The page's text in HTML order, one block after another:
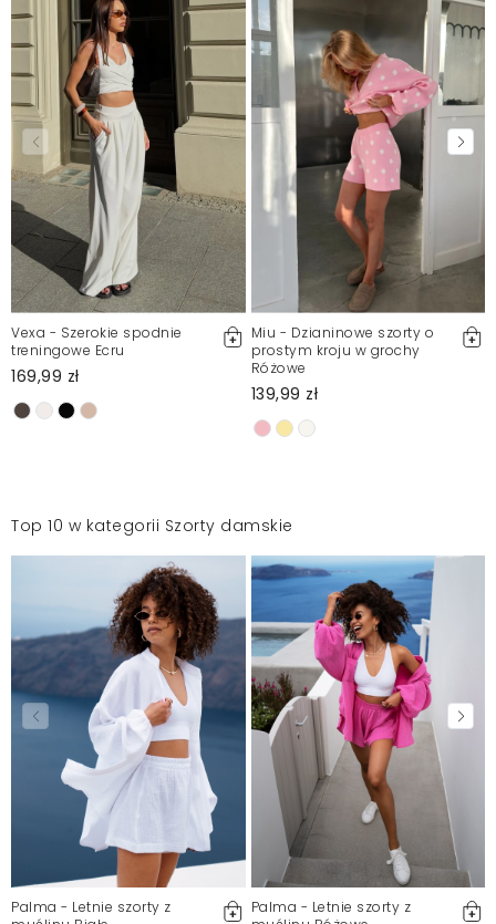
Vexa - Szerokie spodnie
treningowe Ecru
169,99 zł
Miu - Dzianinowe szorty o
prostym kroju w grochy
Różowe
139,99 zł
Top 10 w kategorii Szorty damskie
Palma - Letnie szorty z
Palma - Letnie szorty z